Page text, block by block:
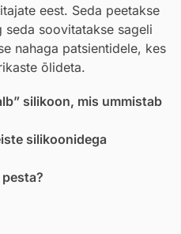
eest. Seda peetakse
seda soovitatakse sageli
nahaga patsientidele, kes
õlideta.
silikoon, mis ummistab
silikoonidega